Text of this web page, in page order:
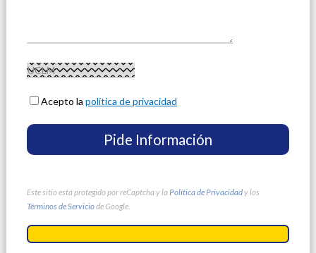
Acepto lapolítica de privacidad
Este sitio está protegido por reCaptcha y la Política de Privacidady los
Términos de Serviciode Google.